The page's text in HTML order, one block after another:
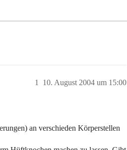
10. August 2004 um 15:00
1
an verschieden Körperstellen